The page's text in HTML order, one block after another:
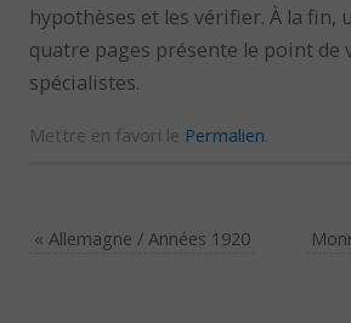
hypothèses et les vérifier. À la fin,
quatre pages présente le point de
spécialistes.
Mettre en favori le Permalien
« Allemagne / Années 1920